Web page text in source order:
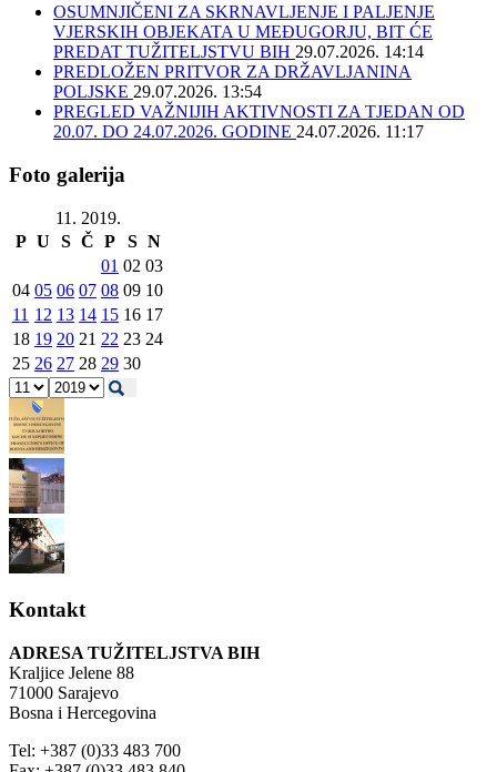
OSUMNJIČENI ZA SKRNAVLJENJE I PALJENJE
VJERSKIH OBJEKATA U MEĐUGORJU, BIT ĆE
PREDAT TUŽITELJSTVU BIH 29.07.2026. 14:14
PREDLOŽEN PRITVOR ZA DRŽAVLJANINA
POLJSKE 29.07.2026. 13:54
PREGLED VAŽNIJIH AKTIVNOSTI ZA TJEDAN OD
20.07. DO 24.07.2026. GODINE 24.07.2026. 11:17
Foto galerija
11. 2019.
P U S Č P S N
01 02 03
04 05 06 07 08 09 10
11 12 13 14 15 16 17
18 19 20 21 22 23 24
25 26 27 28 29 30
Kontakt
ADRESA TUŽITELJSTVA BIH
Kraljice Jelene 88
71000 Sarajevo
Bosna i Hercegovina
Tel: +387 (0)33 483 700